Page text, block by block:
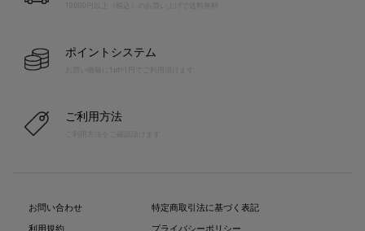
10,000円以上（税込）のお買い上げで送料無料
ポイントシステム
お買い物毎に1pt=1円でご利用頂けます
ご利用方法
お問い合わせ
利用規約
特定商取引法に基づく表記
プライバシーポリシー